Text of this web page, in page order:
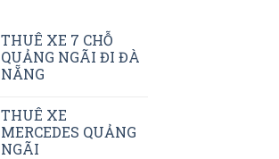
THUÊ XE 7 CHỖ
QUẢNG NGÃI ĐI ĐÀ
NẴNG
THUÊ XE
MERCEDES QUẢNG
NGÃI